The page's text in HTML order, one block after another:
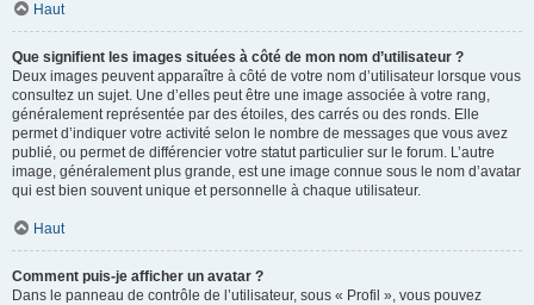
Haut
Que signifient les images situées à côté de mon nom d’utilisateur ?
Deux images peuvent apparaître à côté de votre nom d’utilisateur lorsque vous
consultez un sujet. Une d’elles peut être une image associée à votre rang,
généralement représentée par des étoiles, des carrés ou des ronds. Elle
permet d’indiquer votre activité selon le nombre de messages que vous avez
publié, ou permet de différencier votre statut particulier sur le forum. L’autre
image, généralement plus grande, est une image connue sous le nom d’avatar
qui est bien souvent unique et personnelle à chaque utilisateur.
Haut
Comment puis-je afficher un avatar ?
Dans le panneau de contrôle de l’utilisateur, sous « Profil », vous pouvez